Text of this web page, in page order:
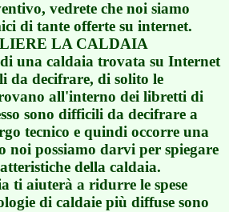
vedrete che noi siamo
di tante offerte su internet.
LA CALDAIA
una caldaia trovata su Internet
da decifrare, di solito le
all'interno dei libretti di
sono difficili da decifrare a
tecnico e quindi occorre una
noi possiamo darvi per spiegare
della caldaia.
ti aiuterà a ridurre le spese
di caldaie più diffuse sono